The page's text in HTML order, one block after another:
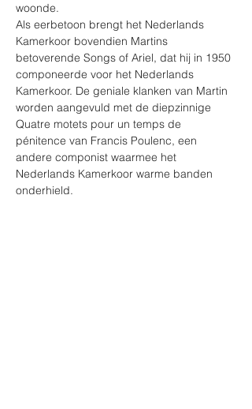
woonde.
Als eerbetoon brengt het Nederlands
Kamerkoor bovendien Martins
betoverende Songs of Ariel, dat hij in 1950
componeerde voor het Nederlands
Kamerkoor. De geniale klanken van Martin
worden aangevuld met de diepzinnige
Quatre motets pour un temps de
pénitence van Francis Poulenc, een
andere componist waarmee het
Nederlands Kamerkoor warme banden
onderhield.